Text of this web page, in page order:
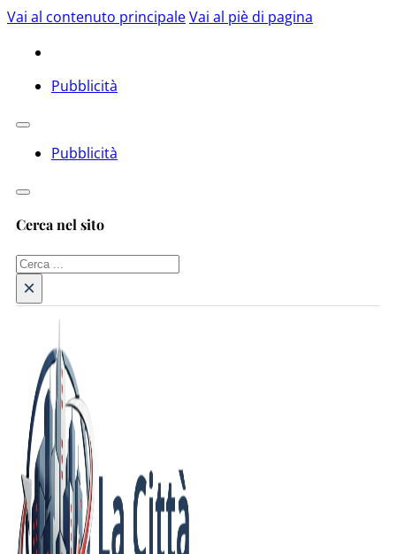
Vai al contenuto principaleVai al piè di pagina
Pubblicità
Pubblicità
Cerca nel sito
Cerca
×